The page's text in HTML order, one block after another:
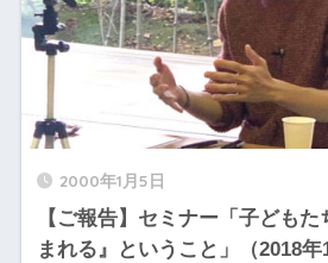
2000年1月5日
【ご報告】セミナー「子ども
まれる』ということ」（2018年